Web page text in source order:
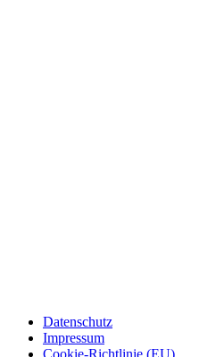
Datenschutz
Impressum